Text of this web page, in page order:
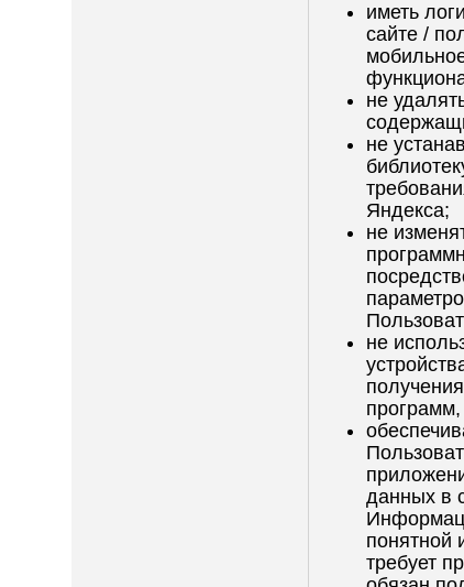
иметь
сайте /
не
не
Яндекса;
не
не
данных в
понятной
требует